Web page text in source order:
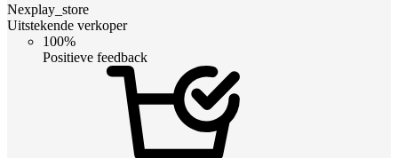
Nexplay_store
Uitstekende verkoper
100%
Positieve feedback